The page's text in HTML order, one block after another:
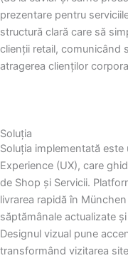
prezentare pentru
structură clară care să
clienții retail, comunicând
atragerea clienților
Soluția
Soluția implementată
Experience (UX), care
de Shop și Servicii.
livrarea rapidă în
săptămânale actualizate
Designul vizual pune
transformând vizitarea